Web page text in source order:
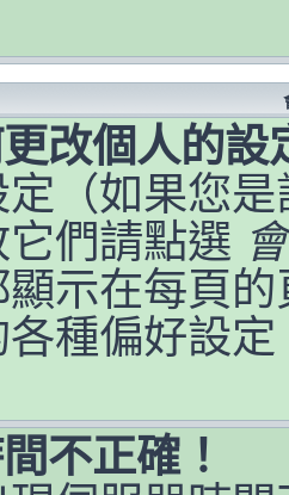
改個人的設
（如果您
們請點選
示在每頁
種偏好設定
不正確！